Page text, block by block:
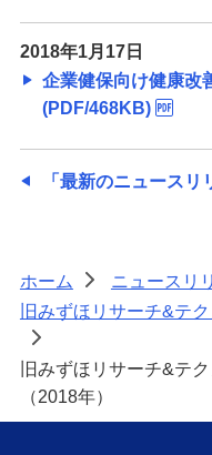
2018年1月17日
企業健保向け健康改
(PDF/468KB)
「最新のニュースリ
ホーム > ニュースリ
旧みずほリサーチ&テ
>
旧みずほリサーチ&テ
（2018年）